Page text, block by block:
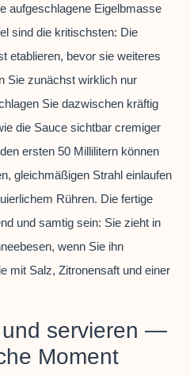
aufgeschlagene Eigelbmasse
sind die kritischsten: Die
etablieren, bevor sie weiteres
Sie zunächst wirklich nur
Sie dazwischen kräftig
die Sauce sichtbar cremiger
ersten 50 Millilitern können
gleichmäßigen Strahl einlaufen
Rühren. Die fertige
und samtig sein: Sie zieht in
wenn Sie ihn
mit Salz, Zitronensaft und einer
und servieren —
Moment